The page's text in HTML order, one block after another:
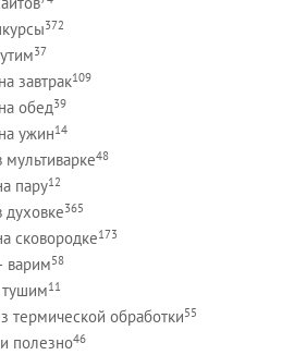
372
37
завтрак109
обед39
ужин14
мультиварке48
пару12
духовке365
сковородке173
варим58
тушим11
термической обработки55
полезно46